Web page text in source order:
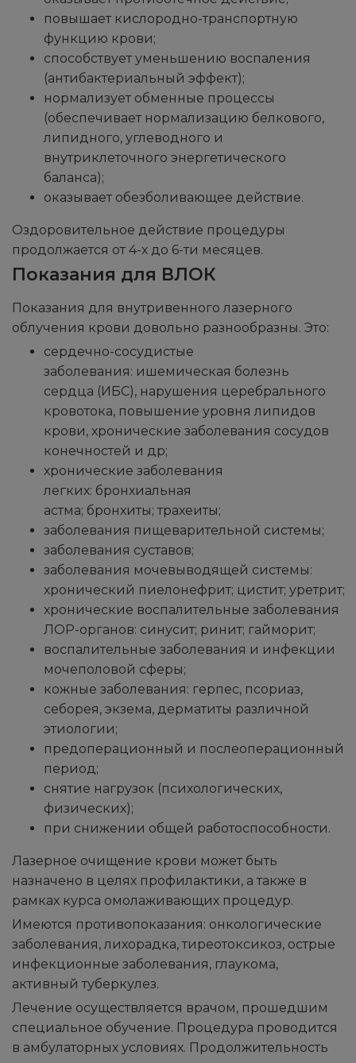
повышает кислородно-транспортную
функцию крови;
способствует уменьшению воспаления
(антибактериальный эффект);
нормализует обменные процессы
(обеспечивает нормализацию белкового,
липидного, углеводного и
внутриклеточного энергетического
баланса);
оказывает обезболивающее действие.
Оздоровительное действие процедуры
продолжается от 4-х до 6-ти месяцев.
Показания для ВЛОК
Показания для внутривенного лазерного
облучения крови довольно разнообразны. Это:
сердечно-сосудистые
заболевания: ишемическая болезнь
сердца (ИБС), нарушения церебрального
кровотока, повышение уровня липидов
крови, хронические заболевания сосудов
конечностей и др;
хронические заболевания
легких: бронхиальная
астма; бронхиты; трахеиты;
заболевания пищеварительной системы;
заболевания суставов;
заболевания мочевыводящей системы:
хронический пиелонефрит; цистит; уретрит;
хронические воспалительные заболевания
ЛОР-органов: синусит; ринит; гайморит;
воспалительные заболевания и инфекции
мочеполовой сферы;
кожные заболевания: герпес, псориаз,
себорея, экзема, дерматиты различной
этиологии;
предоперационный и послеоперационный
период;
снятие нагрузок (психологических,
физических);
при снижении общей работоспособности.
Лазерное очищение крови может быть
назначено в целях профилактики, а также в
рамках курса омолаживающих процедур.
Имеются противопоказания: онкологические
заболевания, лихорадка, тиреотоксикоз, острые
инфекционные заболевания, глаукома,
активный туберкулез.
Лечение осуществляется врачом, прошедшим
специальное обучение. Процедура проводится
в амбулаторных условиях. Продолжительность